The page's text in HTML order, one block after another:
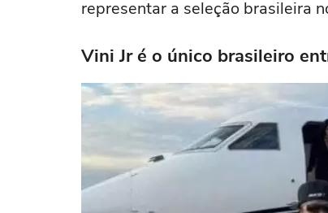
representar a seleção brasileira
Vini Jr é o único brasileiro